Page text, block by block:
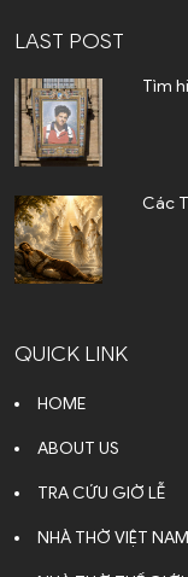
LAST POST
Tìm
Các
QUICK LINK
HOME
ABOUT US
TRA CỨU GIỜ LỄ
NHÀ THỜ VIỆT NAM